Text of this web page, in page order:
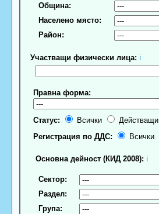
Община:
Населено място:
Район:
Участващи физически лица: ℹ
Правна форма:
Статус: Всички Действащи
Регистрация по ДДС:
Всички
Основна дейност (КИД 2008): ℹ
Сектор:
Раздел:
Група: